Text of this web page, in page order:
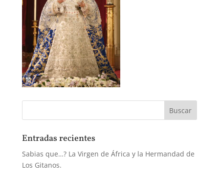
Entradas recientes
Sabias que…? La Virgen de África y la Hermandad de
Los Gitanos.